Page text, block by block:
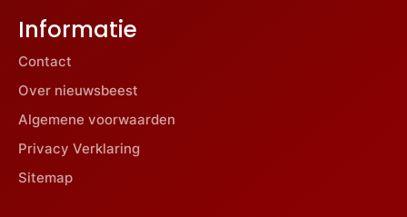
Informatie
Contact
Over nieuwsbeest
Algemene voorwaarden
Privacy Verklaring
Sitemap